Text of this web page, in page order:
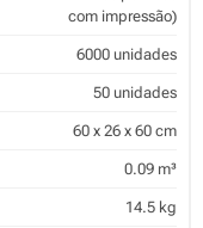
com impressão)
6000 unidades
50 unidades
60 x 26 x 60 cm
0.09 m³
14.5 kg